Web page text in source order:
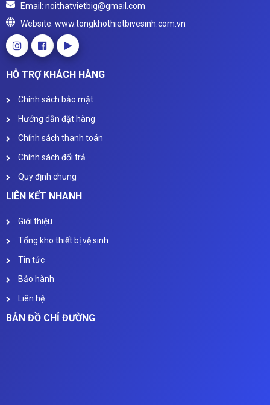
Email: noithatvietbig@gmail.com
Website: www.tongkhothietbivesinh.com.vn
HỖ TRỢ KHÁCH HÀNG
Chính sách bảo mật
Hướng dẫn đặt hàng
Chính sách thanh toán
Chính sách đổi trả
Quy định chung
LIÊN KẾT NHANH
Giới thiệu
Tổng kho thiết bị vệ sinh
Tin tức
Bảo hành
Liên hệ
BẢN ĐỒ CHỈ ĐƯỜNG